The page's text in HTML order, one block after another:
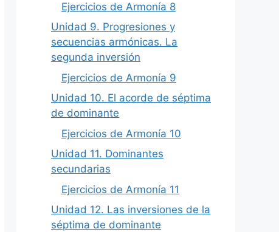
Ejercicios de Armonía 8
Unidad 9. Progresiones y
secuencias armónicas. La
segunda inversión
Ejercicios de Armonía 9
Unidad 10. El acorde de séptima
de dominante
Ejercicios de Armonía 10
Unidad 11. Dominantes
secundarias
Ejercicios de Armonía 11
Unidad 12. Las inversiones de la
séptima de dominante